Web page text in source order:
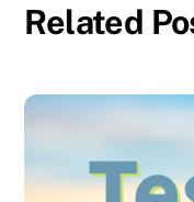
Related